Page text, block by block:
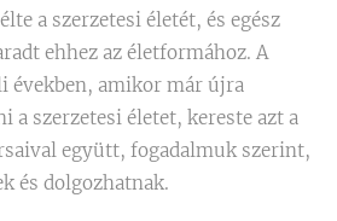
a szerzetesi életét, és egész
ehhez az életformához. A
években, amikor már újra
a szerzetesi életet, kereste azt a
együtt, fogadalmuk szerint,
és dolgozhatnak.